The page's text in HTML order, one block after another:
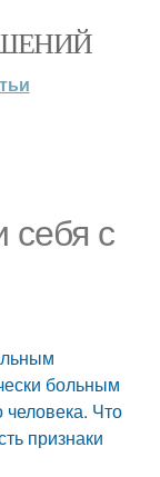
себя с
больным
человека. Что
признаки